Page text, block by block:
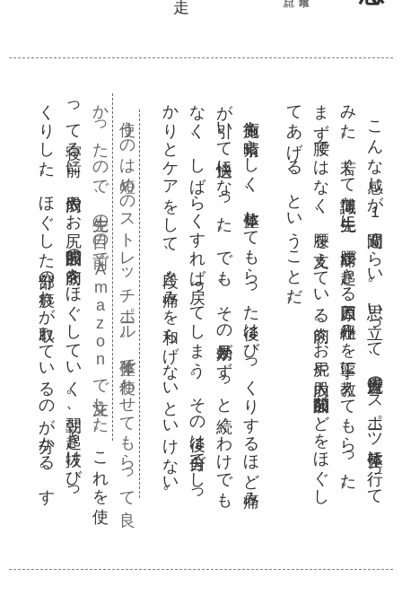
こ
ん
な感
じ
が
1週間
ぐ
ら
い
。思
い立
っ
て
、先日近所
の
ス
ポー
ツ整体
に行
っ
て
みた
。若
く
て博識
な先生
に
、腰痛
が起
き
る原因
と仕組
み
を丁寧
に教
え
て
も
ら
っ
た
。
まず腰
で
は
な
く
、腰
を支
え
て
い
る筋肉
。
お尻
や内股
、股関節
な
ど
を
ほ
ぐ
し
てあ
げ
る
、
と
い
う
こ
と
だ
。
施術も素晴
ら
し
く
、整体
し
て
も
ら
っ
た後
は
び
っ
く
り
す
る
ほ
ど痛
み
が引い
て快適
に
な
っ
た
。
で
も
、
そ
の効果
が
ず
っ
と続
く
わ
け
で
も
なく
、
し
ば
ら
く
す
れ
ば戻
っ
て
し
ま
う
。
そ
の後
は自分
で
し
っ
かり
と
ケ
ア
を
し
て
、段々
と痛
み
を和
ら
げ
な
い
と
い
け
な
い
。
使う
の
は短
め
の
ス
ト
レ
ッ
チ
ポー
ル
。整体
で使
わ
せ
て
も
ら
っ
て良
かっ
た
の
で
、先生
の目
の前
で
A
m
a
z
o
n
で注文
し
た
。
こ
れ
を使
って寝
る前
に
、内股
や
お尻
、股関節
の筋肉
を
ほ
ぐ
し
て
い
く
。翌朝
、起
き抜
け
び
っ
くり
し
た
。
ほ
ぐ
し
た部分
の疲
れ
が取
れ
て
い
る
の
が分
か
る
。
す
き
り
と
し
て
い
る
の
だ
。「寝
る
っ
て効果
が
あ
る
ん
だ
な」
と
、当
り前
の
こ
と
を改
め
て実感
し
た
。体
っ
て面白
い